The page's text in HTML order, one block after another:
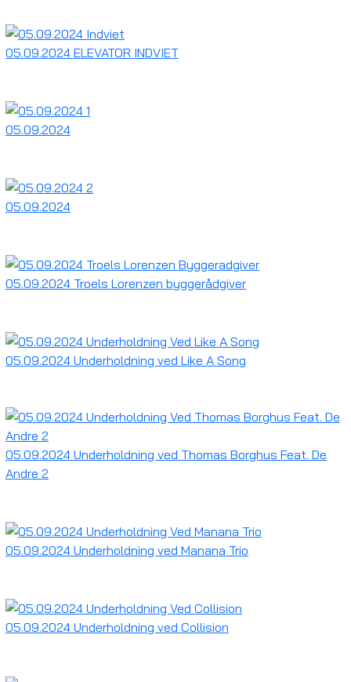
05.09.2024 ELEVATOR INDVIET
05.09.2024
05.09.2024
05.09.2024 Troels Lorenzen byggerådgiver
05.09.2024 Underholdning ved Like A Song
05.09.2024 Underholdning ved Thomas Borghus Feat. De
Andre 2
05.09.2024 Underholdning ved Manana Trio
05.09.2024 Underholdning ved Collision